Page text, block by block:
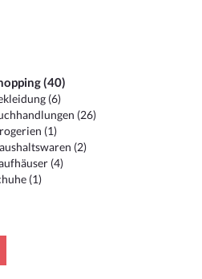
(40)
(6)
(26)
(1)
(2)
(4)
(1)